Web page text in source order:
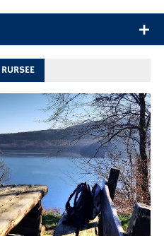
Ein Blog für alle, die gern